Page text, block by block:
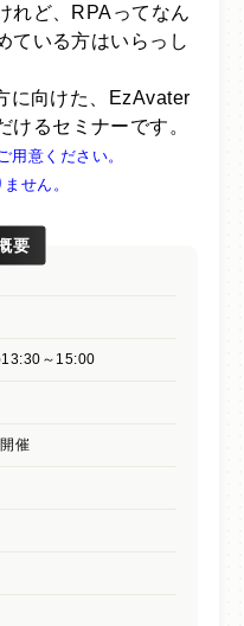
れど、RPAってなん
ている方はいらっし
に向けた、EzAvater
けるセミナーです。
意ください。
せん。
要
～15:00
催